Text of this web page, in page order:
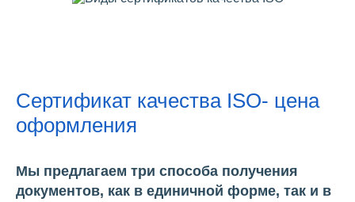
Сертификат качества ISO- цена
оформления
Мы предлагаем три способа получения
документов, как в единичной форме, так и в